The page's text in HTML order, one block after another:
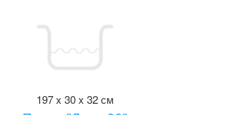
197 x 30 x 32 см